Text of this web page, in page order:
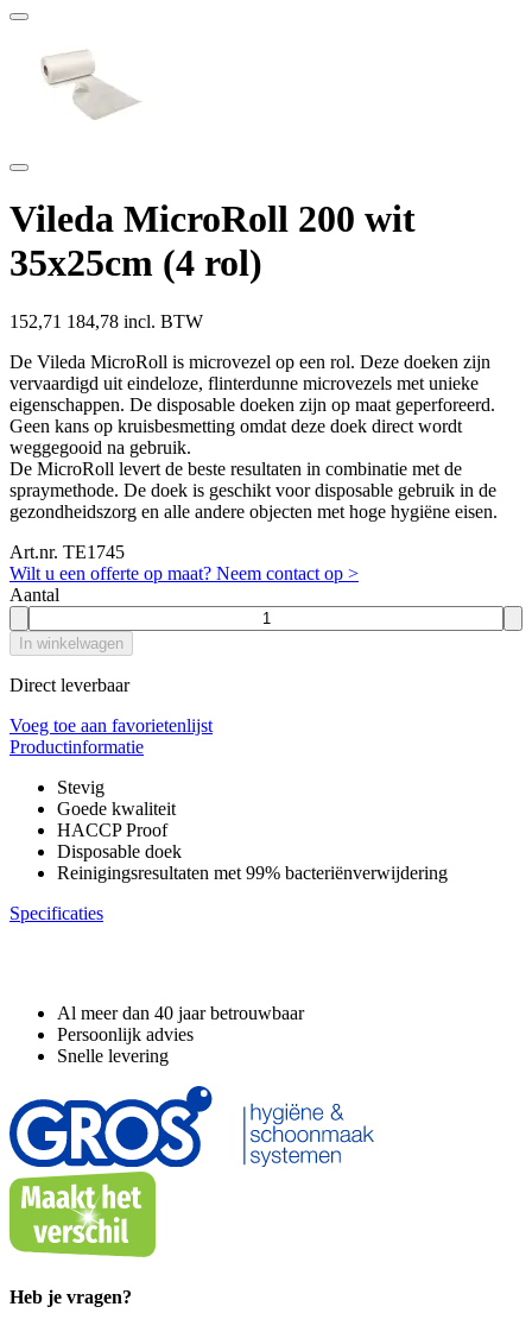
Vileda MicroRoll 200 wit
35x25cm (4 rol)
152,71 184,78 incl. BTW
De Vileda MicroRoll is microvezel op een rol. Deze doeken zijn
vervaardigd uit eindeloze, flinterdunne microvezels met unieke
eigenschappen. De disposable doeken zijn op maat geperforeerd.
Geen kans op kruisbesmetting omdat deze doek direct wordt
weggegooid na gebruik.
De MicroRoll levert de beste resultaten in combinatie met de
spraymethode. De doek is geschikt voor disposable gebruik in de
gezondheidszorg en alle andere objecten met hoge hygiëne eisen.
Art.nr. TE1745
Wilt u een offerte op maat? Neem contact op >
Aantal
In winkelwagen
Direct leverbaar
Voeg toe aan favorietenlijst
Productinformatie
Stevig
Goede kwaliteit
HACCP Proof
Disposable doek
Reinigingsresultaten met 99% bacteriënverwijdering
Specificaties
Al meer dan 40 jaar betrouwbaar
Persoonlijk advies
Snelle levering
Heb je vragen?